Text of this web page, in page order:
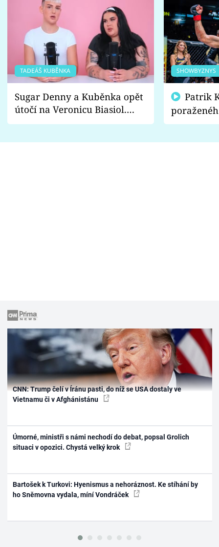
TADEÁŠ KUBĚNKA
Sugar Denny a Kuběnka opět
útočí na Veronicu Biasiol.
Proč je podle nich falešná a
SHOWBYZNYS
fanoušci
CNN: Trump čelí v Íránu pasti, do níž se USA dostaly ve
Vietnamu či v Afghánistánu
Úmorné, ministři s námi nechodí do debat, popsal Grolich
situaci v opozici. Chystá velký krok
Bartošek k Turkovi: Hyenismus a nehoráznost. Ke stíhání by
ho Sněmovna vydala, míní Vondráček